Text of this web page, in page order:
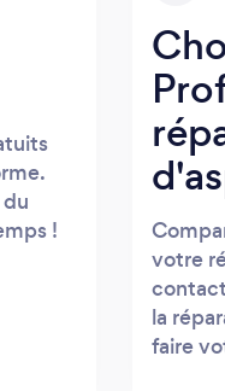
!
votre
la
faire